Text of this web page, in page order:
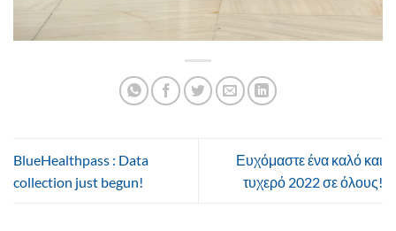
BlueHealthpass : Data
collection just begun!
Ευχόμαστε ένα καλό και
τυχερό 2022 σε όλους!